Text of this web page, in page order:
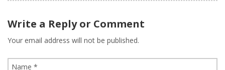
Write a Reply or Comment
Your email address will not be published.